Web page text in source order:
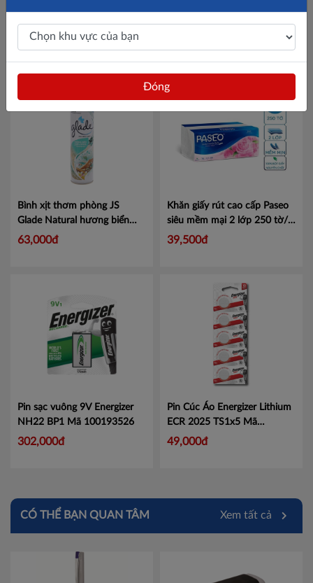
6,400đ
Bình xịt thơm phòng JS
Glade Natural hương biển
phiêu bồng 280ml - 1 chai
63,000đ
Khăn giấy rút cao cấp Paseo
siêu mềm mại 2 lớp 250 tờ/
bịchMã 8993053121018
39,500đ
Pin sạc vuông 9V Energizer
NH22 BP1 Mã 100193526
302,000đ
Pin Cúc Áo Energizer Lithium
ECR 2025 TS1x5 Mã
101053999
49,000đ
CÓ THỂ BẠN QUAN TÂM Xem tất cả
Đóng